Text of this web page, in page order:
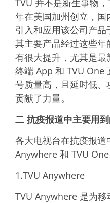
年在美国加州创立，
引入和应用该公司产品
其主要产品经过这些
有很大提升，尤其是
终端 App 和 TVU One
号质量高，且延时低
贡献了力量。
二 抗疫报道中主要用
各大电视台在抗疫报道
Anywhere 和 TVU One
1.TVU Anywhere
TVU Anywhere 是为